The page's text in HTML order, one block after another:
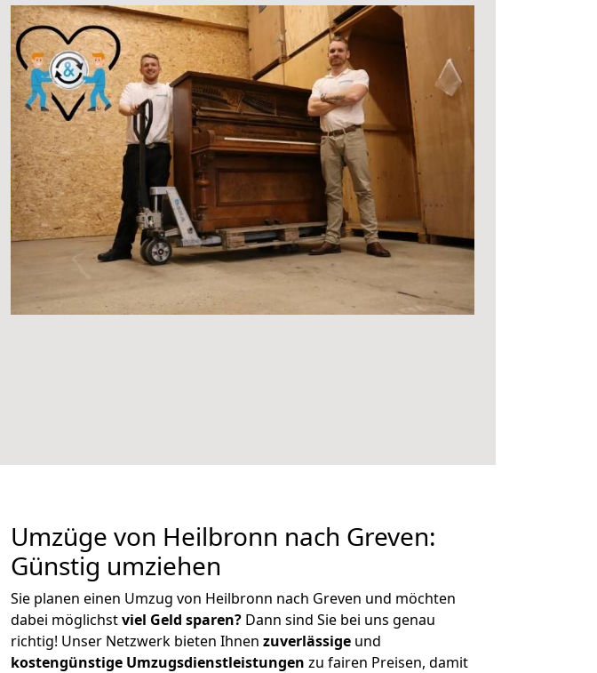
Umzüge von Heilbronn nach Greven:
Günstig umziehen
Sie planen einen Umzug von Heilbronn nach Greven und möchten
dabei möglichstviel Geld sparen? Dann sind Sie bei uns genau
richtig! Unser Netzwerk bieten Ihnen zuverlässige und
kostengünstige Umzugsdienstleistungen zu fairen Preisen, damit